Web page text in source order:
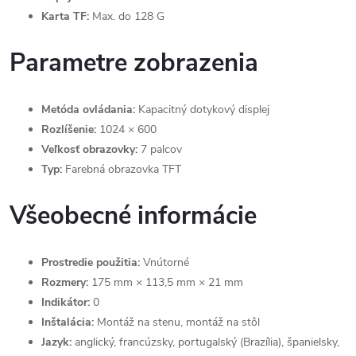
Karta TF: Max. do 128 G
Parametre zobrazenia
Metóda ovládania: Kapacitný dotykový displej
Rozlíšenie: 1024 × 600
Veľkosť obrazovky: 7 palcov
Typ: Farebná obrazovka TFT
Všeobecné informácie
Prostredie použitia: Vnútorné
Rozmery: 175 mm × 113,5 mm × 21 mm
Indikátor: 0
Inštalácia: Montáž na stenu, montáž na stôl
Jazyk: anglický, francúzsky, portugalský (Brazília), španielsky,